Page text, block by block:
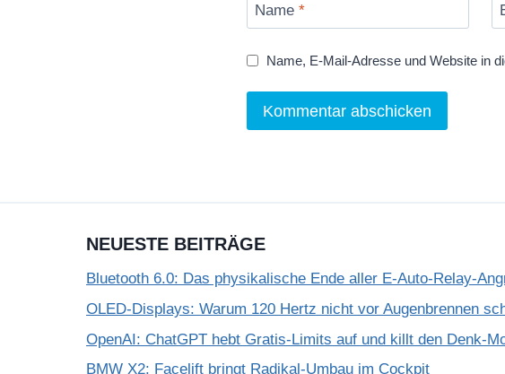
Name *
Name, E-Mail-Adresse und Website in
NEUESTE BEITRÄGE
Bluetooth 6.0: Das physikalische Ende aller E-Auto-Relay-
OLED-Displays: Warum 120 Hertz nicht vor Augenbrennen
OpenAI: ChatGPT hebt Gratis-Limits auf und killt den Denk-
BMW X2: Facelift bringt Radikal-Umbau im Cockpit